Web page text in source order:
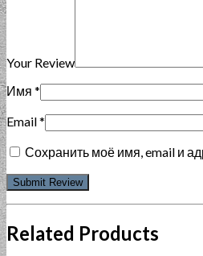
Your Review
Имя *
Email*
Сохранить моё имя, email и
Related Products